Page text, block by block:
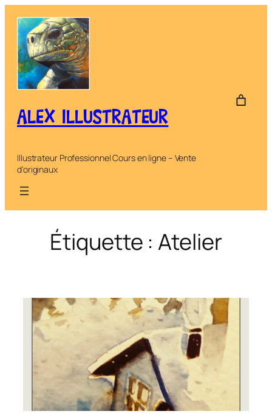
contenu
ALEX ILLUSTRATEUR
Illustrateur Professionnel Cours en ligne – Vente
d'originaux
Étiquette :Atelier